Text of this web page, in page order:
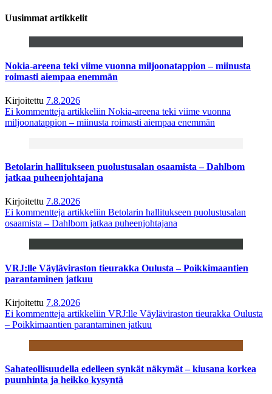
Uusimmat artikkelit
Nokia-areena teki viime vuonna miljoonatappion – miinusta
roimasti aiempaa enemmän
Kirjoitettu 7.8.2026
Ei kommentteja artikkeliin Nokia-areena teki viime vuonna
miljoonatappion – miinusta roimasti aiempaa enemmän
Betolarin hallitukseen puolustusalan osaamista – Dahlbom
jatkaa puheenjohtajana
Kirjoitettu 7.8.2026
Ei kommentteja artikkeliin Betolarin hallitukseen puolustusalan
osaamista – Dahlbom jatkaa puheenjohtajana
VRJ:lle Väyläviraston tieurakka Oulusta – Poikkimaantien
parantaminen jatkuu
Kirjoitettu 7.8.2026
Ei kommentteja artikkeliin VRJ:lle Väyläviraston tieurakka Oulusta
– Poikkimaantien parantaminen jatkuu
Sahateollisuudella edelleen synkät näkymät – kiusana korkea
puunhinta ja heikko kysyntä